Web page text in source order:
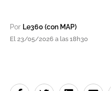
Por Le360 (con MAP)
El 23/05/2026 a las 18h30